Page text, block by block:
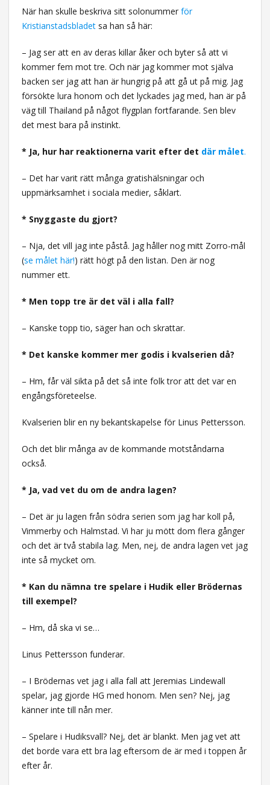
När han skulle beskriva sitt solonummer för
Kristianstadsbladetsa han så här:
– Jag ser att en av deras killar åker och byter så att vi
kommer fem mot tre. Och när jag kommer mot själva
backen ser jag att han är hungrig på att gå ut på mig. Jag
försökte lura honom och det lyckades jag med, han är på
väg till Thailand på något flygplan fortfarande. Sen blev
det mest bara på instinkt.
* Ja, hur har reaktionerna varit efter det där målet.
– Det har varit rätt många gratishälsningar och
uppmärksamhet i sociala medier, såklart.
* Snyggaste du gjort?
– Nja, det vill jag inte påstå. Jag håller nog mitt Zorro-mål
(se målet här!) rätt högt på den listan. Den är nog
nummer ett.
* Men topp tre är det väl i alla fall?
– Kanske topp tio, säger han och skrattar.
* Det kanske kommer mer godis i kvalserien då?
– Hm, får väl sikta på det så inte folk tror att det var en
engångsföreteelse.
Kvalserien blir en ny bekantskapelse för Linus Pettersson.
Och det blir många av de kommande motståndarna
också.
* Ja, vad vet du om de andra lagen?
– Det är ju lagen från södra serien som jag har koll på,
Vimmerby och Halmstad. Vi har ju mött dom flera gånger
och det är två stabila lag. Men, nej, de andra lagen vet jag
inte så mycket om.
* Kan du nämna tre spelare i Hudik eller Brödernas
till exempel?
– Hm, då ska vi se…
Linus Pettersson funderar.
– I Brödernas vet jag i alla fall att Jeremias Lindewall
spelar, jag gjorde HG med honom. Men sen? Nej, jag
känner inte till nån mer.
– Spelare i Hudiksvall? Nej, det är blankt. Men jag vet att
det borde vara ett bra lag eftersom de är med i toppen år
efter år.